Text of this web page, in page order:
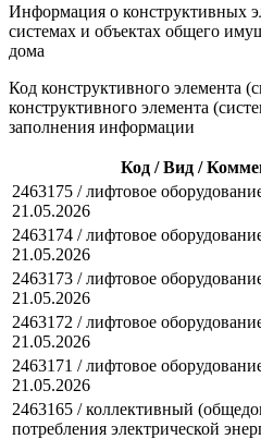
Информация о конструктивных
системах и объектах общего
дома
Код конструктивного элемента
конструктивного элемента
заполнения информации
Код / Вид /
2463175 / лифтовое
21.05.2026
2463174 / лифтовое
21.05.2026
2463173 / лифтовое
21.05.2026
2463172 / лифтовое
21.05.2026
2463171 / лифтовое
21.05.2026
2463165 / коллективный
потребления электрической